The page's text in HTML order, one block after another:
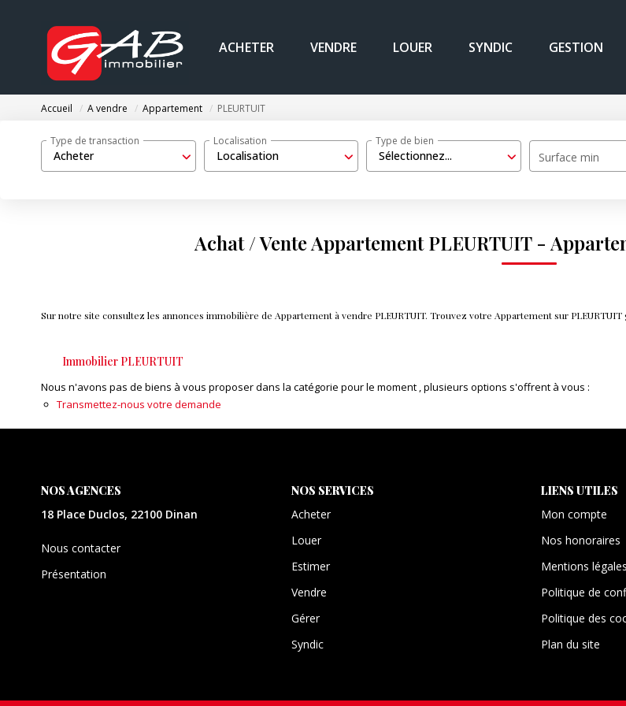
ACHETER VENDRE LOUER SYNDIC GESTION
Accueil A vendre Appartement PLEURTUIT
Acheter
Type de transaction
Localisation
Localisation
Sélectionnez...
Type de bien
Surface min
Achat / Vente Appartement PLEURTUIT -
Sur notre site consultez les annonces immobilière de Appartement à vendre PLEURTUIT. Trouvez votre Appartement sur
Immobilier PLEURTUIT
Nous n'avons pas de biens à vous proposer dans la catégorie pour le moment , plusieurs options s'offrent à vous :
Transmettez-nous votre demande
NOS AGENCES
18 Place Duclos, 22100 Dinan
Nous contacter
Présentation
NOS SERVICES
Acheter
Louer
Estimer
Vendre
Gérer
Syndic
LIENS UTILES
Mon compte
Nos honoraires
Mentions légales
Politique de
Politique des
Plan du site